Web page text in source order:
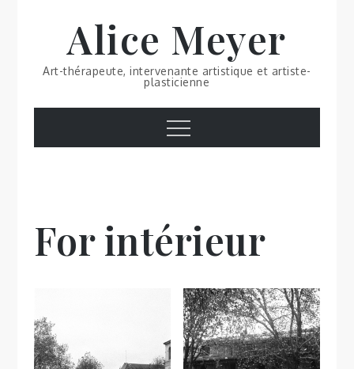
Alice Meyer
Art-thérapeute, intervenante artistique et artiste-
plasticienne
Menu
For intérieur